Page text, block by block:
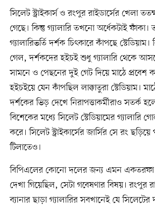
সিলেট স্ট্রাইকার্স ও রংপুর রাইডার্সের খেলা
গেছে। কিন্তু গ্যালারি তখনো অর্ধেকটাই
গ্যালারিভর্তি দর্শক চিৎকারে কাঁপছে
গেল, দর্শকদের হইচই শুধু গ্যালারি থেকে
সামনে ও পেছনের দুই গেট দিয়ে মাঠে প্রবেশ
হইচইয়ে যেন কাঁপছিল লাক্কাতুরা স্টেডিয়াম।
দর্শকের ভিড় দেখে নিরাপত্তাকর্মীরাও সতর্ক
বিশেকের মধ্যে সিলেট স্টেডিয়ামের গ্যালারি
করে। সিলেট স্ট্রাইকার্সের জার্সির সে রং
টিলাতেও।
বিপিএলের কোনো দলের জন্য এমন একতরফা
দেখা গিয়েছিল, সেটা গবেষণার বিষয়। রংপুর
ব্যানার ছাড়া গ্যালারির সবখানেই যে